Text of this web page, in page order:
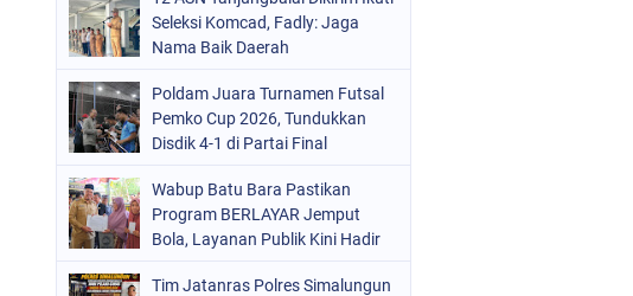
Seleksi Komcad, Fadly: Jaga
Nama Baik Daerah
Poldam Juara Turnamen Futsal
Pemko Cup 2026, Tundukkan
Disdik 4-1 di Partai Final
Wabup Batu Bara Pastikan
Program BERLAYAR Jemput
Bola, Layanan Publik Kini Hadir
Tim Jatanras Polres Simalungun